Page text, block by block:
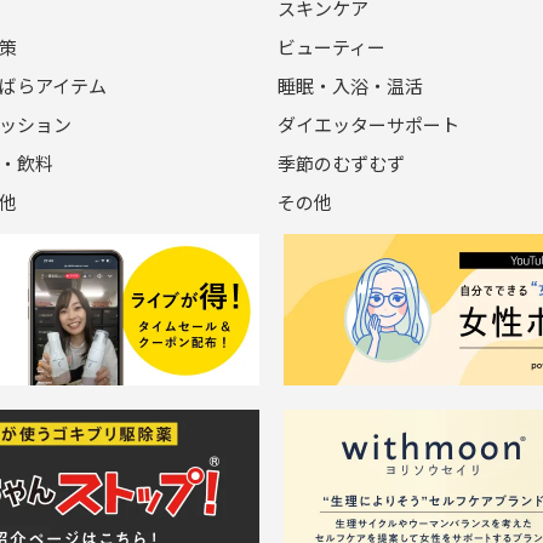
らアイテム
ション
飲料
スキンケア
ビューティー
睡眠・入浴・温活
ダイエッターサポート
季節のむずむず
その他